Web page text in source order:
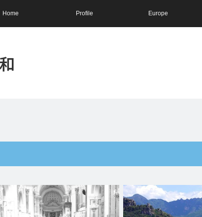
Home Profile Europe